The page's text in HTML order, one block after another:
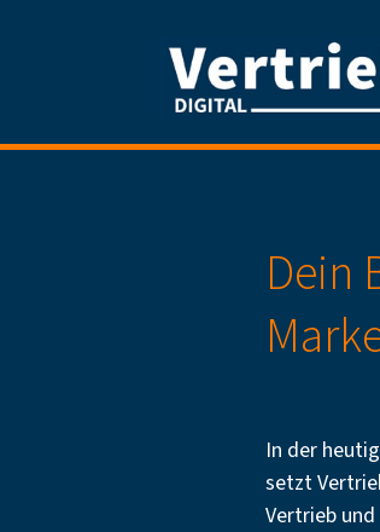
Dein
In der
setzt
Vertrieb